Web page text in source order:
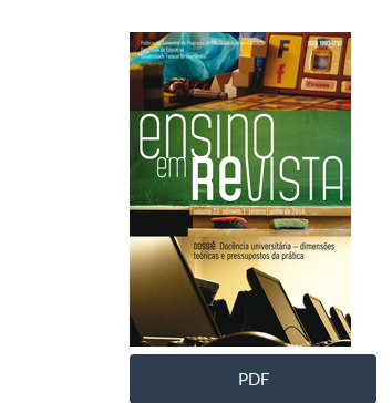
Barra
lateral
de
artigos
PDF